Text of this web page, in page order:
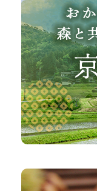
え
り
な
さ
い、
森
共
ふ